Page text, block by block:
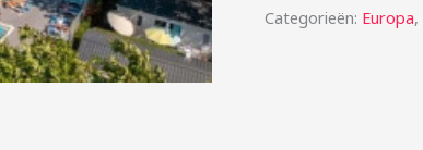
Categorieën: Europa,